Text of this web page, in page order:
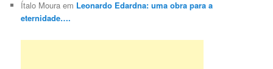
Ítalo Moura em Leonardo Edardna: uma obra para a
eternidade….